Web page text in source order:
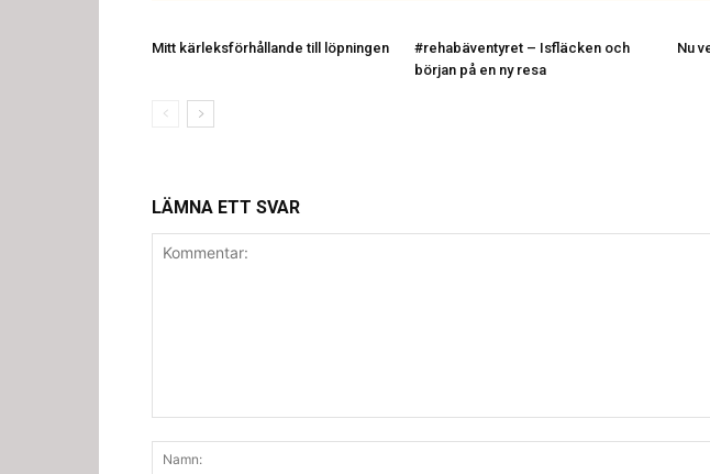
Mitt kärleksförhållande till löpningen
#rehabäventyret – Isfläcken och
början på en ny resa
Nu
LÄMNA ETT SVAR